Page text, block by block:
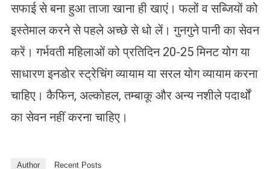
सफाई से बना हुआ ताजा खाना ही खाएं। फलों व सब्जियों को
इस्तेमाल करने से पहले अच्छे से धो लें। गुनगुने पानी का सेवन
करें। गर्भवती महिलाओं को प्रतिदिन 20-25 मिनट योग या
साधारण इनडोर स्ट्रेचिंग व्यायाम या सरल योग व्यायाम करना
चाहिए। कैफिन, अल्कोहल, तम्बाकू और अन्य नशीले पदार्थों
का सेवन नहीं करना चाहिए।
Author Recent Posts